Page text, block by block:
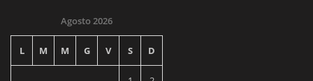
Agosto 2026
L M M G V S D